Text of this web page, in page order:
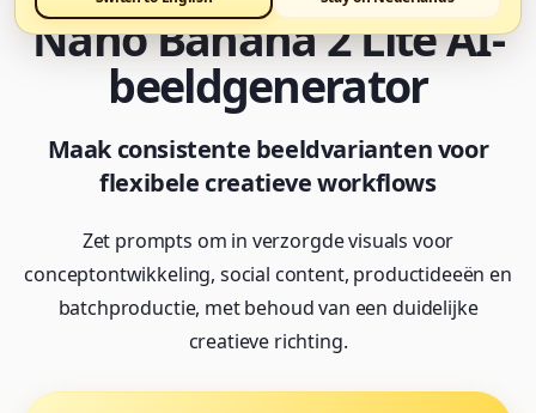
Nano Banana 2 Lite AI-
beeldgenerator
Maak consistente beeldvarianten voor
flexibele creatieve workflows
Zet prompts om in verzorgde visuals voor
conceptontwikkeling, social content, productideeën en
batchproductie, met behoud van een duidelijke
creatieve richting.